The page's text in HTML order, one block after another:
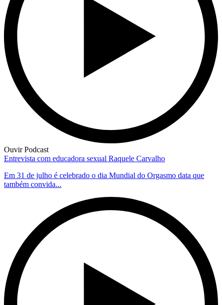
Ouvir Podcast
Entrevista com educadora sexual Raquele Carvalho
Em 31 de julho é celebrado o dia Mundial do Orgasmo data que
também convida...